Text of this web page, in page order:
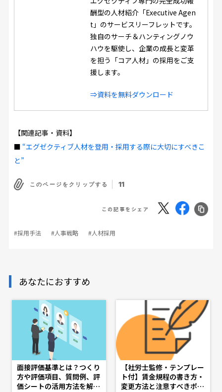
酬型の人材紹介「Executive Agen
t」のサービスリーフレットです。
独自のサーチ＆ハンティングノウ
ハウを駆使し、企業の成長と変革
を担う「コア人材」の採用をご支
援します。
⇒資料を無料ダウンロード
【関連記事・資料】
■ “エグゼクティブ人材を登用・採用する際に大切にすべきこ
と”
このページをクリップする 11
この記事をシェア
#採用手法 #人事戦略 #人材採用
あなたにおすすめ
面接評価基準とは？つくり
方や評価項目、質問例、評
価シートの活用方法を解説
【社労士監修・テンプレー
ト付】賃金規程の書き方・
変更方法と注意すべきポイ